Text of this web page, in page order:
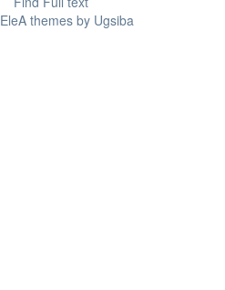
EleA themes by Ugsiba